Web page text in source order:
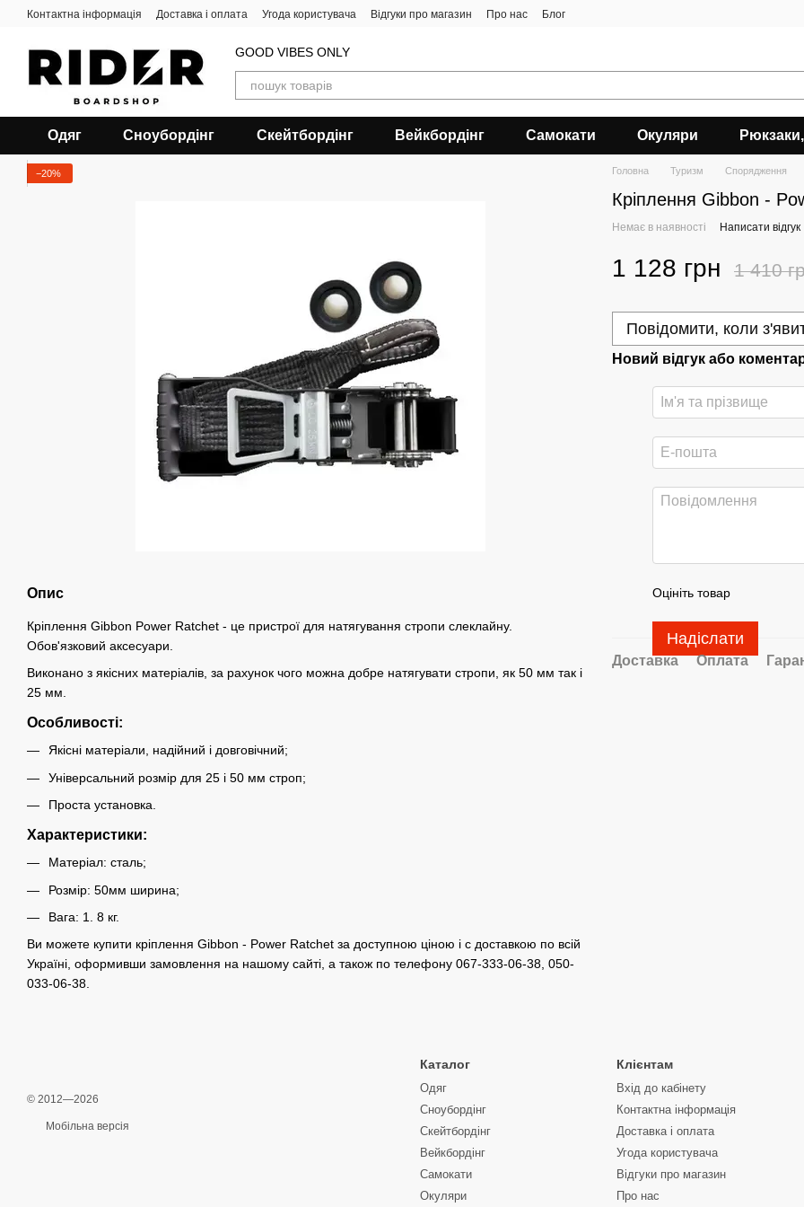
Перейти до основного контенту
Контактна інформація Доставка і оплата Угода користувача Відгуки про магазин Про нас Блог
GOOD VIBES ONLY
Одяг Сноубордiнг Скейтбордінг Вейкбордінг Самокати Окуляри
−20%
Опис
Кріплення Gibbon Power Ratchet - це пристрої для натягування стропи слеклайну.
Обов'язковий аксесуари.
Виконано з якісних матеріалів, за рахунок чого можна добре натягувати стропи, як 50 мм так і
25 мм.
Особливості:
Якісні матеріали, надійний і довговічний;
Універсальний розмір для 25 і 50 мм строп;
Проста установка.
Характеристики:
Матеріал: сталь;
Розмір: 50мм ширина;
Вага: 1. 8 кг.
Ви можете купити кріплення Gibbon - Power Ratchet за доступною ціною і c доставкою по всій
Україні, оформивши замовлення на нашому сайті, а також по телефону 067-333-06-38, 050-
033-06-38.
Головна Туризм Спорядження
Кріплення Gibbon -
Немає в наявності Написати відгук
1 128 грн 1 410
Повідомити, коли
Новий відгук або
Оцініть товар
Надіслати
Доставка Оплата
© 2012—2026
Мобільна версія
Каталог
Одяг
Сноубордiнг
Скейтбордінг
Вейкбордінг
Самокати
Окуляри
Клієнтам
Вхід до кабінету
Контактна інформація
Доставка і оплата
Угода користувача
Відгуки про магазин
Про нас